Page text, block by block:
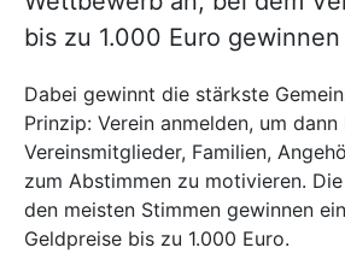
bis zu 1.000 Euro
Dabei gewinnt die stärkste
Prinzip: Verein anmelden, um dann
Vereinsmitglieder, Familien,
zum Abstimmen zu motivieren.
den meisten Stimmen gewinnen
Geldpreise bis zu 1.000 Euro.